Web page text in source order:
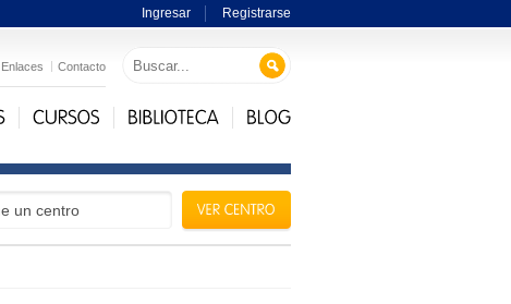
Ingresar Registrarse
Enlaces Contacto